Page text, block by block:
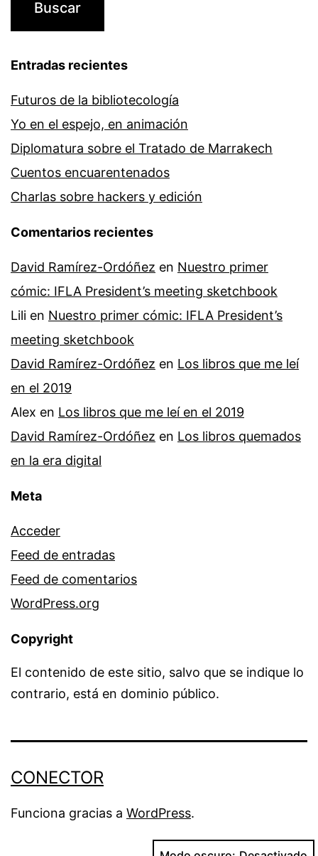
Entradas recientes
Futuros de la bibliotecología
Yo en el espejo, en animación
Diplomatura sobre el Tratado de Marrakech
Cuentos encuarentenados
Charlas sobre hackers y edición
Comentarios recientes
David Ramírez-Ordóñez en Nuestro primer
cómic: IFLA President’s meeting sketchbook
Lili en Nuestro primer cómic: IFLA President’s
meeting sketchbook
David Ramírez-Ordóñez en Los libros que me leí
en el 2019
Alex en Los libros que me leí en el 2019
David Ramírez-Ordóñez en Los libros quemados
en la era digital
Meta
Acceder
Feed de entradas
Feed de comentarios
WordPress.org
Copyright
El contenido de este sitio, salvo que se indique lo
contrario, está en dominio público.
CONECTOR
Funciona gracias a WordPress.